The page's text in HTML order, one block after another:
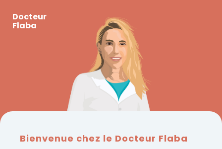
Docteur
Flaba
Bienvenue chez le Docteur Flaba